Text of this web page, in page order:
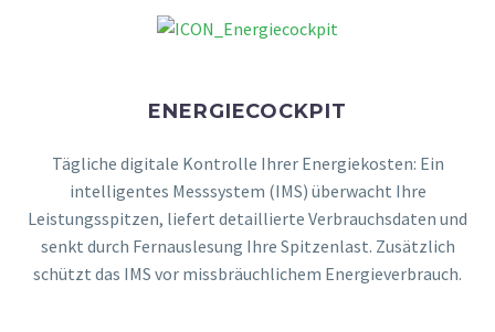
ENERGIECOCKPIT
Tägliche digitale Kontrolle Ihrer Energiekosten: Ein
intelligentes Messsystem (IMS) überwacht Ihre
Leistungsspitzen, liefert detaillierte Verbrauchsdaten und
senkt durch Fernauslesung Ihre Spitzenlast. Zusätzlich
schützt das IMS vor missbräuchlichem Energieverbrauch.